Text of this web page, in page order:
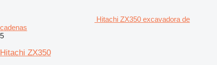
Hitachi ZX350 excavadora de
cadenas
5
Hitachi ZX350